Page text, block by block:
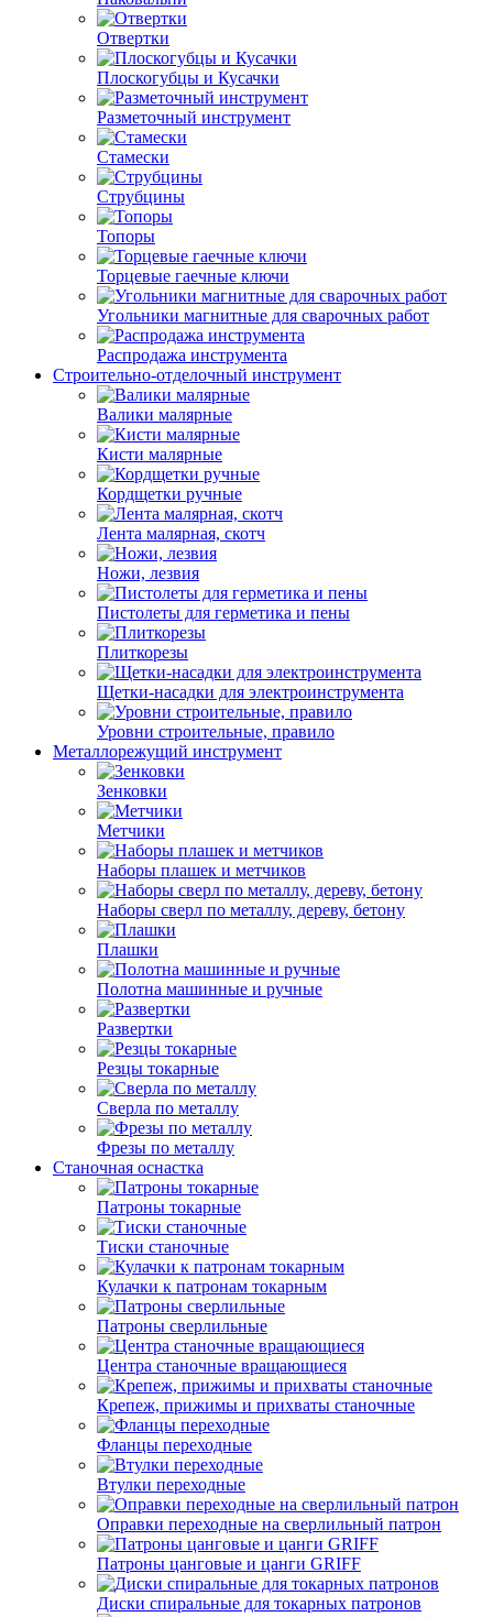
Отвертки
Плоскогубцы и Кусачки
Разметочный инструмент
Стамески
Струбцины
Топоры
Торцевые гаечные ключи
Угольники магнитные для сварочных работ
Распродажа инструмента
Строительно-отделочный инструмент
Валики малярные
Кисти малярные
Кордщетки ручные
Лента малярная, скотч
Ножи, лезвия
Пистолеты для герметика и пены
Плиткорезы
Щетки-насадки для электроинструмента
Уровни строительные, правило
Металлорежущий инструмент
Зенковки
Метчики
Наборы плашек и метчиков
Наборы сверл по металлу, дереву, бетону
Плашки
Полотна машинные и ручные
Развертки
Резцы токарные
Сверла по металлу
Фрезы по металлу
Станочная оснастка
Патроны токарные
Тиски станочные
Кулачки к патронам токарным
Патроны сверлильные
Центра станочные вращающиеся
Крепеж, прижимы и прихваты станочные
Фланцы переходные
Втулки переходные
Оправки переходные на сверлильный патрон
Патроны цанговые и цанги GRIFF
Диски спиральные для токарных патронов